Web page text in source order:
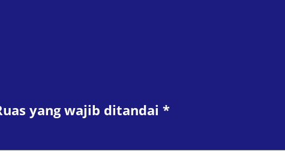
yang wajib ditandai *